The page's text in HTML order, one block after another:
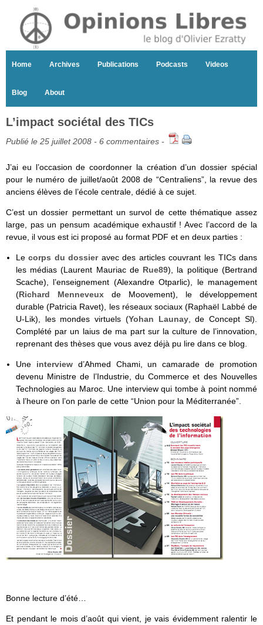
Home Archives Publications Podcasts Videos
Blog About
L’impact sociétal des TICs
Publié le 25 juillet 2008 - 6 commentaires -
J’ai eu l’occasion de coordonner la création d’un dossier spécial
pour le numéro de juillet/août 2008 de “Centraliens”, la revue des
anciens élèves de l’école centrale, dédié à ce sujet.
C’est un dossier permettant un survol de cette thématique assez
large, pas un pensum académique exhaustif ! Avec l’accord de la
revue, il vous est ici proposé au format PDF et en deux parties :
Lecorps du dossieravec des articles couvrant les TICs dans
les médias (Laurent Mauriac de Rue89), la politique (Bertrand
Scache), l’enseignement (Alexandre Otparlic), le management
(Richard Menneveuxde Moovement), le développement
durable (Patricia Ravet), les réseaux sociaux (Raphaël Labbé de
U-Lik), les mondes virtuels (Yohan Launay, de Concept Sl).
Complété par un laius de ma part sur la culture de l’innovation,
reprenant des thèses que vous avez déjà pu lire dans ce blog.
Une interviewd’Ahmed Chami, un camarade de promotion
devenu Ministre de l’Industrie, du Commerce et des Nouvelles
Technologies au Maroc. Une interview qui tombe à point nommé
à l’heure on l’on parle de cette “Union pour la Méditerranée”.
Bonne lecture d’été…
Et pendant le mois d’août qui vient, je vais évidemment ralentir le